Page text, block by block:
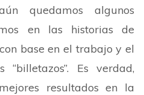
quedamos algunos
en las historias de
base en el trabajo y el
Es verdad,
resultados en la